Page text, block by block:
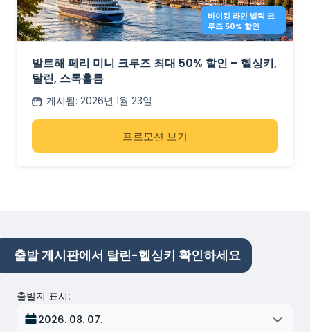
바이킹 라인 발틱 크
루즈 50% 할인
발트해 페리 미니 크루즈 최대 50% 할인 – 헬싱키,
탈린, 스톡홀름
게시됨: 2026년 1월 23일
프로모션 보기
출발 게시판에서 탈린-헬싱키 확인하세요
출발지 표시:
2026. 08. 07.